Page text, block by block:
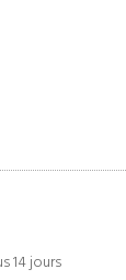
14 jours